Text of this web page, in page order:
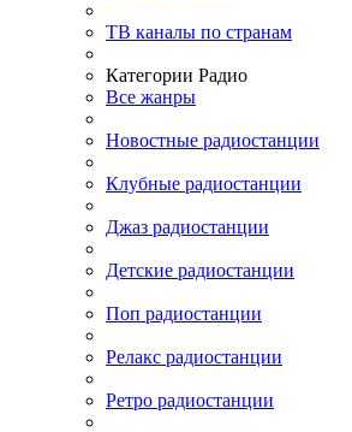
ТВ каналы по странам
Категории Радио
Все жанры
Новостные радиостанции
Клубные радиостанции
Джаз радиостанции
Детские радиостанции
Поп радиостанции
Релакс радиостанции
Ретро радиостанции